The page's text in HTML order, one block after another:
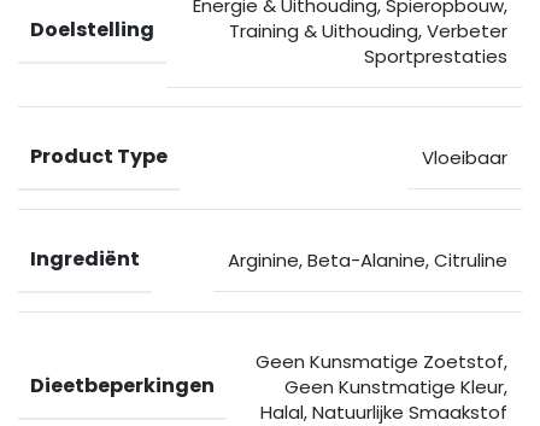
Doelstelling
Energie & Uithouding,Spieropbouw,
Training & Uithouding,Verbeter
Sportprestaties
Product Type Vloeibaar
Ingrediënt Arginine,Beta-Alanine,Citruline
Dieetbeperkingen
Geen Kunsmatige Zoetstof,
Geen Kunstmatige Kleur,
Halal,Natuurlijke Smaakstof